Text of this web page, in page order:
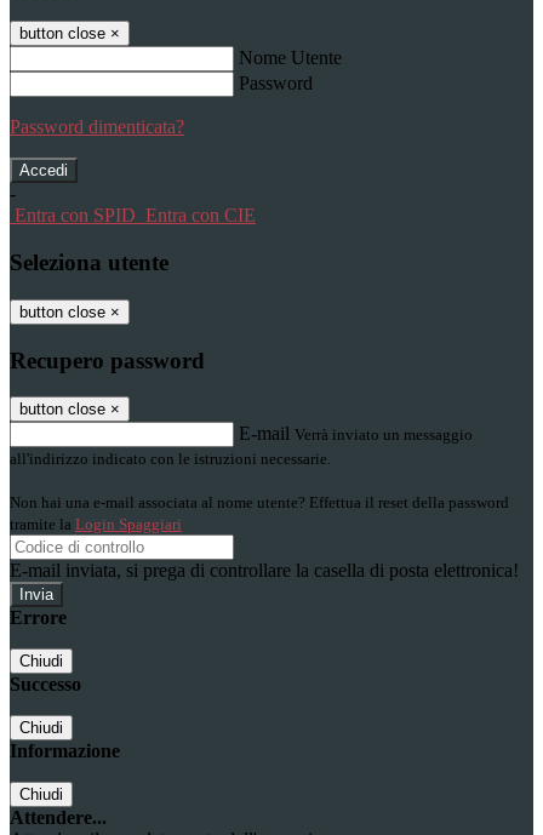
button close ×
Nome Utente
Password
Password dimenticata?
-
Entra con SPID Entra con CIE
Seleziona utente
button close ×
Recupero password
button close ×
E-mail Verrà inviato un messaggio
all'indirizzo indicato con le istruzioni necessarie.
Non hai una e-mail associata al nome utente? Effettua il reset della password
tramite la Login Spaggiari
E-mail inviata, si prega di controllare la casella di posta elettronica!
Errore
Chiudi
Successo
Chiudi
Informazione
Chiudi
Attendere...